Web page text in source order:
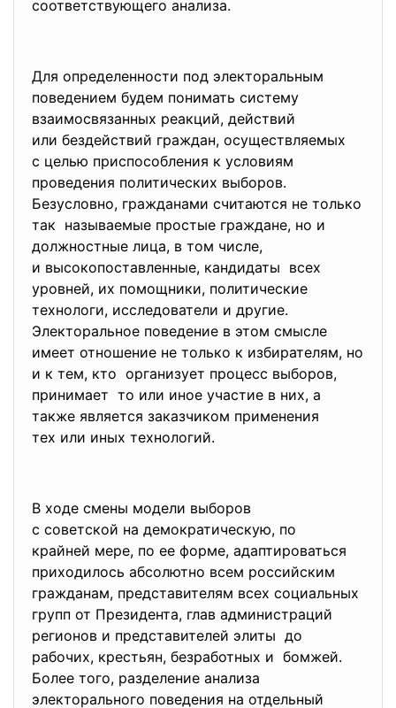
соответствующего анализа.
Для определенности под электоральным
поведением будем понимать систему
взаимосвязанных реакций, действий
или бездействий граждан, осуществляемых
с целью приспособления к условиям
проведения политических выборов.
Безусловно, гражданами считаются не только
так называемые простые граждане, но и
должностные лица, в том числе,
и высокопоставленные, кандидаты всех
уровней, их помощники, политические
технологи, исследователи и другие.
Электоральное поведение в этом смысле
имеет отношение не только к избирателям, но
и к тем, кто организует процесс выборов,
принимает то или иное участие в них, а
также является заказчиком применения
тех или иных технологий.
В ходе смены модели выборов
с советской на демократическую, по
крайней мере, по ее форме, адаптироваться
приходилось абсолютно всем российским
гражданам, представителям всех социальных
групп от Президента, глав администраций
регионов и представителей элиты до
рабочих, крестьян, безработных и бомжей.
Более того, разделение анализа
электорального поведения на отдельный